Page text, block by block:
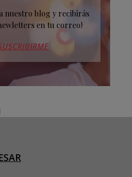
nuestro blog y recibirás
en tu correo!